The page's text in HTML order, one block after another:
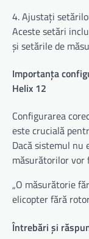
4. Ajustați
Aceste setări
și setările de
Importanța
Helix 12
Configurarea
este crucială
Dacă sistemul
măsurătorilor vor
„O măsurătorie
elicopter fără
Întrebări și